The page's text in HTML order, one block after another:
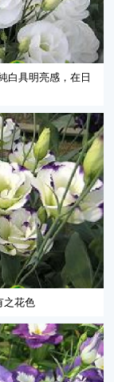
白具明亮感，在日
之花色